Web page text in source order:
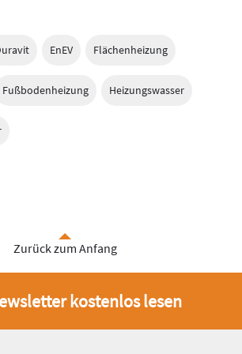
EnEV Flächenheizung
Fußbodenheizung Heizungswasser
Zurück zum Anfang
kostenlos lesen